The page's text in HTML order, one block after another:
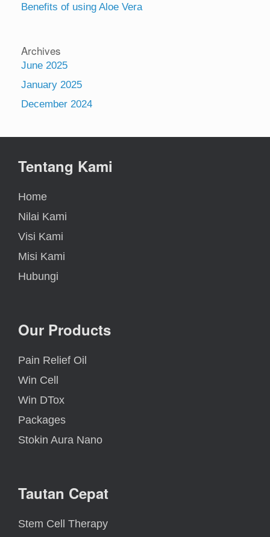
Benefits of using Aloe Vera
Archives
June 2025
January 2025
December 2024
Tentang Kami
Home
Nilai Kami
Visi Kami
Misi Kami
Hubungi
Our Products
Pain Relief Oil
Win Cell
Win DTox
Packages
Stokin Aura Nano
Tautan Cepat
Stem Cell Therapy